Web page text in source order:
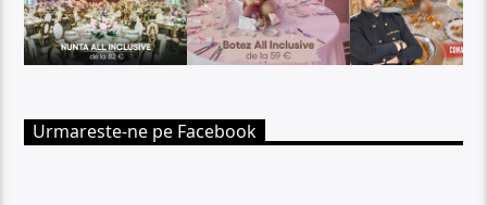
Urmareste-ne pe Facebook